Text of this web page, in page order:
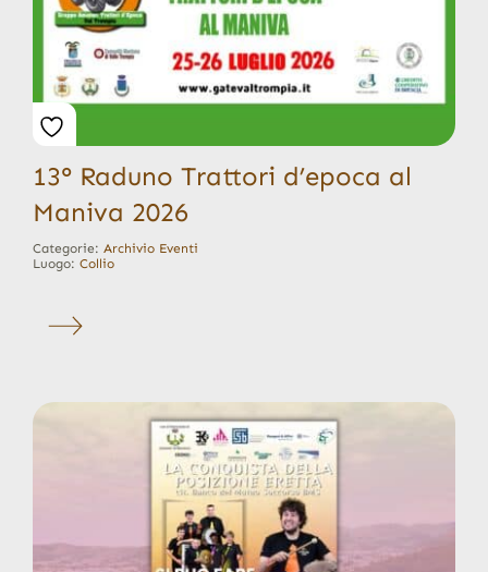
13° Raduno Trattori d’epoca al
Maniva 2026
Categorie: Archivio Eventi
Luogo: Collio